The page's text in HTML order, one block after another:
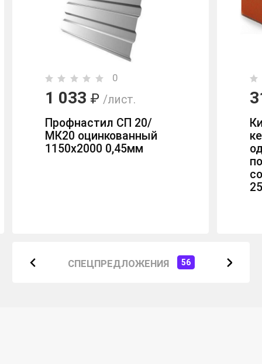
СПЕЦПРЕДЛОЖЕНИЯ 56
0
1 033 ₽ /лист.
Профнастил СП 20/
МК20 оцинкованный
1150х2000 0,45мм